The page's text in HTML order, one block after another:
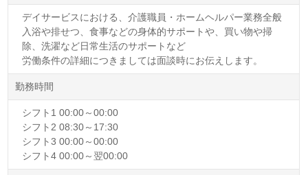
デイサービスにおける、介護職員・ホームヘルパー業務全般
入浴や排せつ、食事などの身体的サポートや、買い物や掃
除、洗濯など日常生活のサポートなど
労働条件の詳細につきましては面談時にお伝えします。
勤務時間
シフト1 00:00～00:00
シフト2 08:30～17:30
シフト3 00:00～00:00
シフト4 00:00～翌00:00